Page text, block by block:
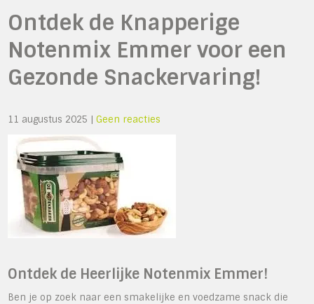
Ontdek de Knapperige
Notenmix Emmer voor een
Gezonde Snackervaring!
11 augustus 2025 |Geen reacties
Ontdek de Heerlijke Notenmix Emmer!
Ben je op zoek naar een smakelijke en voedzame snack die